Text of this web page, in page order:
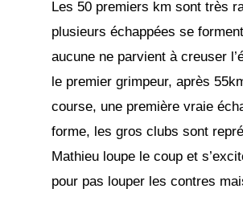
Les 50 premiers km sont très
plusieurs échappées se
aucune ne parvient à creuser
le premier grimpeur, après
course, une première vraie
forme, les gros clubs sont
Mathieu loupe le coup et
pour pas louper les contres